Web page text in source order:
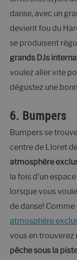
danse, avec un
devient fou du
se produisent
grands DJs
voulez aller vite
dégustez une
6. Bumpers
Bumpers se
centre de Lloret
atmosphère
la fois d'un
lorsque vous
de danse!
atmosphère
vous en trouverez
pêche sous la